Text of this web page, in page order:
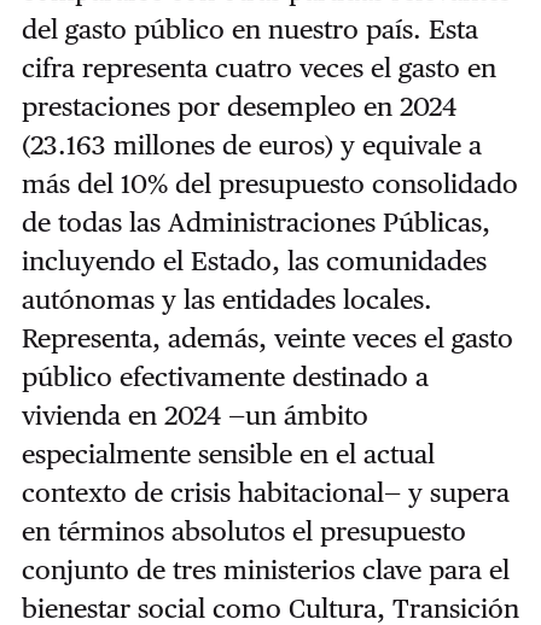
del gasto público en nuestro país. Esta
cifra representa cuatro veces el gasto en
prestaciones por desempleo en 2024
(23.163 millones de euros) y equivale a
más del 10% del presupuesto consolidado
de todas las Administraciones Públicas,
incluyendo el Estado, las comunidades
autónomas y las entidades locales.
Representa, además, veinte veces el gasto
público efectivamente destinado a
vivienda en 2024 —un ámbito
especialmente sensible en el actual
contexto de crisis habitacional— y supera
en términos absolutos el presupuesto
conjunto de tres ministerios clave para el
bienestar social como Cultura, Transición